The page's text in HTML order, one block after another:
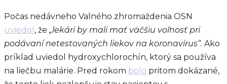
Počas nedávneho Valného zhromaždenia OSN
uviedol , že „lekári by mali mať väčšiu voľnosť pri
podávaní netestovaných liekov na koronavírus“. Ako
príklad uviedol hydroxychlorochín, ktorý sa používa
na liečbu malárie. Pred rokom bolo pritom dokázané,